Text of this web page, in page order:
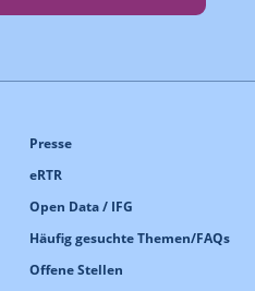
Presse
eRTR
Open Data / IFG
Häufig gesuchte Themen/FAQs
Offene Stellen